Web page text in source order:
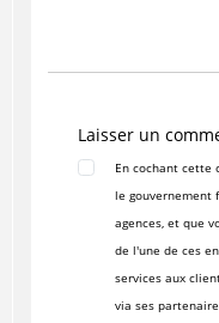
Laisser un
En cochant cette
le gouvernement
agences, et que
de l'une de ces
services aux
via ses